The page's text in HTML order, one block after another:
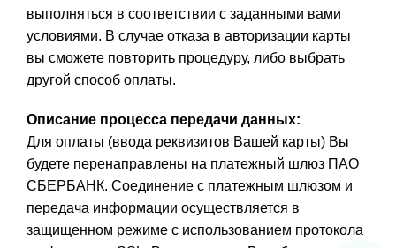
выполняться в соответствии с заданными вами
условиями. В случае отказа в авторизации карты
вы сможете повторить процедуру, либо выбрать
другой способ оплаты.
Описание процесса передачи данных:
Для оплаты (ввода реквизитов Вашей карты) Вы
будете перенаправлены на платежный шлюз ПАО
СБЕРБАНК. Соединение с платежным шлюзом и
передача информации осуществляется в
защищенном режиме с использованием протокола